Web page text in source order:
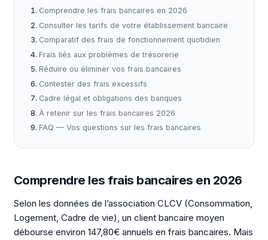
Comprendre les frais bancaires en 2026
Consulter les tarifs de votre établissement bancaire
Comparatif des frais de fonctionnement quotidien
Frais liés aux problèmes de trésorerie
Réduire ou éliminer vos frais bancaires
Contester des frais excessifs
Cadre légal et obligations des banques
À retenir sur les frais bancaires 2026
FAQ — Vos questions sur les frais bancaires
Comprendre les frais bancaires en 2026
Selon les données de l’association CLCV (Consommation,
Logement, Cadre de vie), un client bancaire moyen
débourse environ 147,80€ annuels en frais bancaires. Mais